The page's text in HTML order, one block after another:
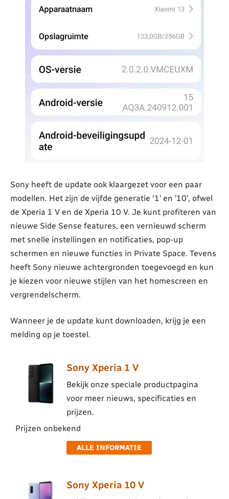
Sony heeft de update ook klaargezet voor een paar
modellen. Het zijn de vijfde generatie ‘1’ en ’10’, ofwel
de Xperia 1 V en de Xperia 10 V. Je kunt profiteren van
nieuwe Side Sense features, een vernieuwd scherm
met snelle instellingen en notificaties, pop-up
schermen en nieuwe functies in Private Space. Tevens
heeft Sony nieuwe achtergronden toegevoegd en kun
je kiezen voor nieuwe stijlen van het homescreen en
vergrendelscherm.
Wanneer je de update kunt downloaden, krijg je een
melding op je toestel.
Sony Xperia 1 V
Bekijk onze speciale productpagina
voor meer nieuws, specificaties en
prijzen.
Prijzen onbekend
ALLE INFORMATIE
Sony Xperia 10 V